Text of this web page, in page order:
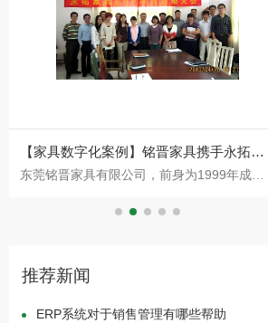
【家具数字化案例】铭晋家具携手永拓
ERP升级美式家具企业数字化之路
东莞铭晋家具有限公司，前身为1999年成立
铭晋家具，坐落于东莞市温塘片区。二十余年
推荐新闻
ERP系统对于销售管理有哪些帮助